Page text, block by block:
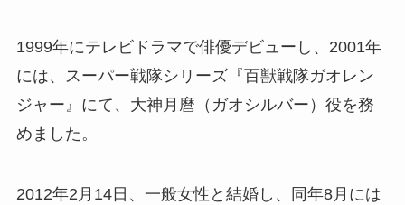
1999年にテレビドラマで俳優デビューし、2001年
には、スーパー戦隊シリーズ『百獣戦隊ガオレン
ジャー』にて、大神月麿（ガオシルバー）役を務
めました。
2012年2月14日、一般女性と結婚し、同年8月には